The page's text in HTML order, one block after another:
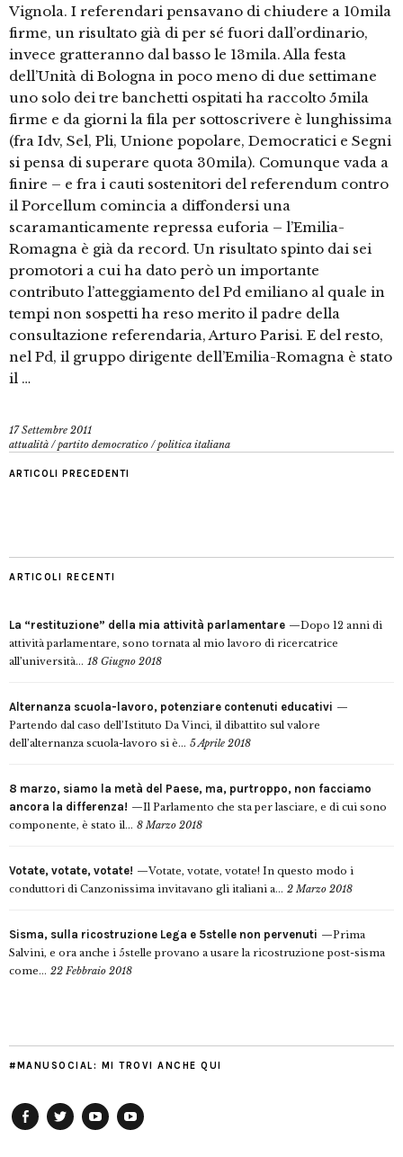
Vignola. I referendari pensavano di chiudere a 10mila
firme, un risultato già di per sé fuori dall’ordinario,
invece gratteranno dal basso le 13mila. Alla festa
dell’Unità di Bologna in poco meno di due settimane
uno solo dei tre banchetti ospitati ha raccolto 5mila
firme e da giorni la fila per sottoscrivere è lunghissima
(fra Idv, Sel, Pli, Unione popolare, Democratici e Segni
si pensa di superare quota 30mila). Comunque vada a
finire – e fra i cauti sostenitori del referendum contro
il Porcellum comincia a diffondersi una
scaramanticamente repressa euforia – l’Emilia-
Romagna è già da record. Un risultato spinto dai sei
promotori a cui ha dato però un importante
contributo l’atteggiamento del Pd emiliano al quale in
tempi non sospetti ha reso merito il padre della
consultazione referendaria, Arturo Parisi. E del resto,
nel Pd, il gruppo dirigente dell’Emilia-Romagna è stato
il …
17 Settembre 2011
attualità /partito democratico /politica italiana
ARTICOLI PRECEDENTI
ARTICOLI RECENTI
La “restituzione” della mia attività parlamentare
Dopo 12 anni di
attività parlamentare, sono tornata al mio lavoro di ricercatrice
all’università... 18 Giugno 2018
Alternanza scuola-lavoro, potenziare contenuti educativi
Partendo dal caso dell’Istituto Da Vinci, il dibattito sul valore
dell’alternanza scuola-lavoro si è... 5 Aprile 2018
8 marzo, siamo la metà del Paese, ma, purtroppo, non facciamo
ancora la differenza!
Il Parlamento che sta per lasciare, e di cui sono
componente, è stato il... 8 Marzo 2018
Votate, votate, votate!
Votate, votate, votate! In questo modo i
conduttori di Canzonissima invitavano gli italiani a... 2 Marzo 2018
Sisma, sulla ricostruzione Lega e 5stelle non pervenuti
Prima
Salvini, e ora anche i 5stelle provano a usare la ricostruzione post-sisma
come... 22 Febbraio 2018
#MANUSOCIAL: MI TROVI ANCHE QUI